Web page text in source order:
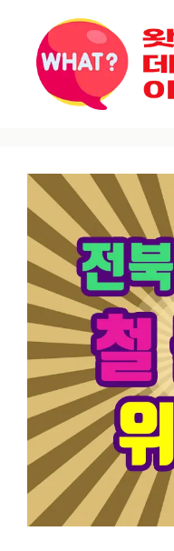
건너뛰기